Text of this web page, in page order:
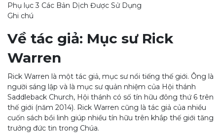
Phụ lục 3 Các Bản Dịch Được Sử Dụng
Ghi chú
Về tác giả: Mục sư Rick
Warren
Rick Warren là một tác giả, mục sư nổi tiếng thế giới. Ông là
người sáng lập và là mục sư quản nhiệm của Hội thánh
Saddleback Church, Hội thánh có số tín hữu đông thứ 6 trên
thế giới (năm 2014). Rick Warren cũng là tác giả của nhiều
cuốn sách bồi linh giúp nhiều tín hữu trên khắp thế giới tăng
trưởng đức tin trong Chúa.